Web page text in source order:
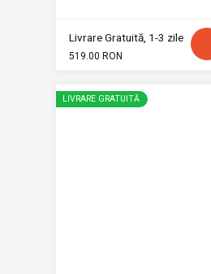
Livrare Gratuită, 1-3 zile
519.00 RON
LIVRARE GRATUITĂ